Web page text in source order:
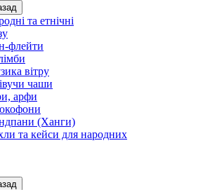
та етнічні
флейти
вітру
чаши
арфи
(Ханги)
та кейси для народних